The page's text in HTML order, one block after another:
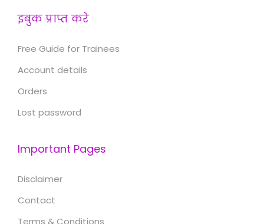
इबुक प्राप्त करे
Free Guide for Trainees
Account details
Orders
Lost password
Important Pages
Disclaimer
Contact
Terms & Conditions